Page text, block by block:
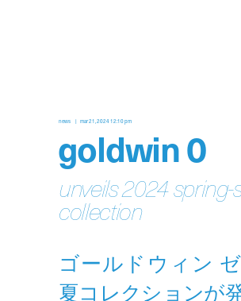
news mar 21, 2024 12:10 pm
goldwin 0
unveils 2024
collection